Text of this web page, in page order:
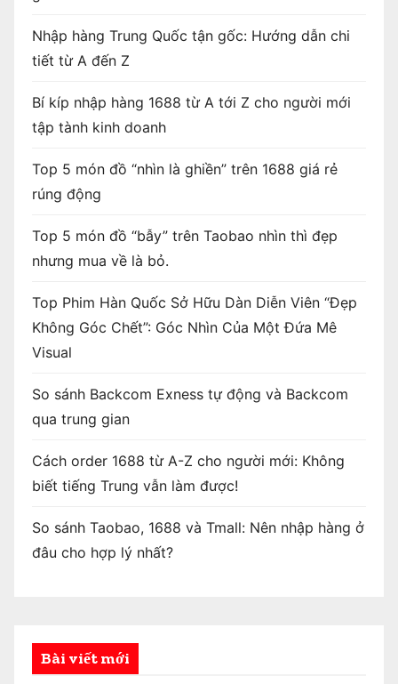
Nhập hàng Trung Quốc tận gốc: Hướng dẫn chi
tiết từ A đến Z
Bí kíp nhập hàng 1688 từ A tới Z cho người mới
tập tành kinh doanh
Top 5 món đồ “nhìn là ghiền” trên 1688 giá rẻ
rúng động
Top 5 món đồ “bẫy” trên Taobao nhìn thì đẹp
nhưng mua về là bỏ.
Top Phim Hàn Quốc Sở Hữu Dàn Diễn Viên “Đẹp
Không Góc Chết”: Góc Nhìn Của Một Đứa Mê
Visual
So sánh Backcom Exness tự động và Backcom
qua trung gian
Cách order 1688 từ A-Z cho người mới: Không
biết tiếng Trung vẫn làm được!
So sánh Taobao, 1688 và Tmall: Nên nhập hàng ở
đâu cho hợp lý nhất?
Bài viết mới